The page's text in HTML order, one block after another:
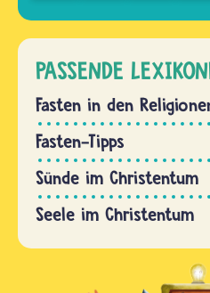
PASSENDE
Fasten in den
Fasten-Tipps
Sünde im Christentum
Seele im Christentum